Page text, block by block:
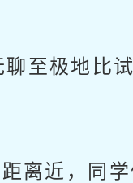
至极地比试
离近，同